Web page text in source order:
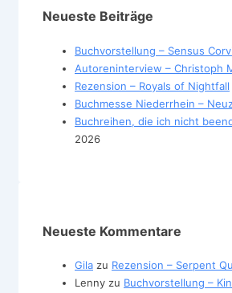
Neueste Beiträge
Buchvorstellung – Sensus Corvi
Autoreninterview – Christoph
Rezension – Royals of Nightfall
Buchmesse Niederrhein –
Buchreihen, die ich nicht
2026
Neueste Kommentare
Gila zu Rezension – Serpent
Lenny zu Buchvorstellung –